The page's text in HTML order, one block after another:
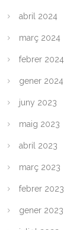
abril 2024
març 2024
febrer 2024
gener 2024
juny 2023
maig 2023
abril 2023
març 2023
febrer 2023
gener 2023